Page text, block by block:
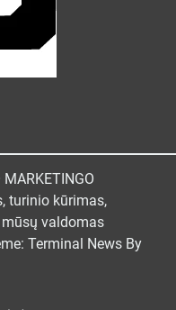
turinio kūrimas,
valdomas
Terminal News By